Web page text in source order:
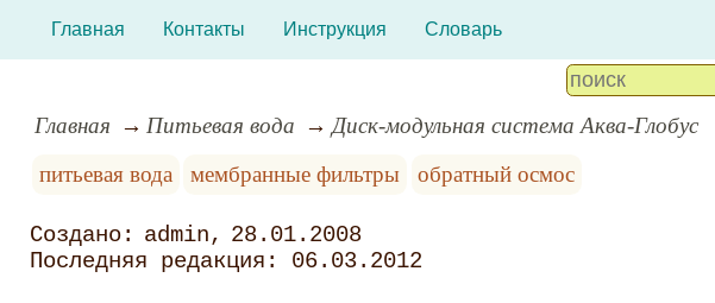
Главная Контакты Инструкция Словарь
Главная Питьевая вода
Диск-модульная система Аква-Глобус
питьевая вода
мембранные фильтры обратный осмос
admin
28.01.2008
06.03.2012